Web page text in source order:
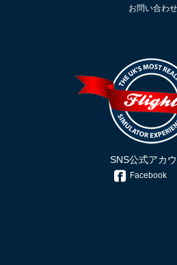
お問い合わせ
SNS公式アカ
Facebook